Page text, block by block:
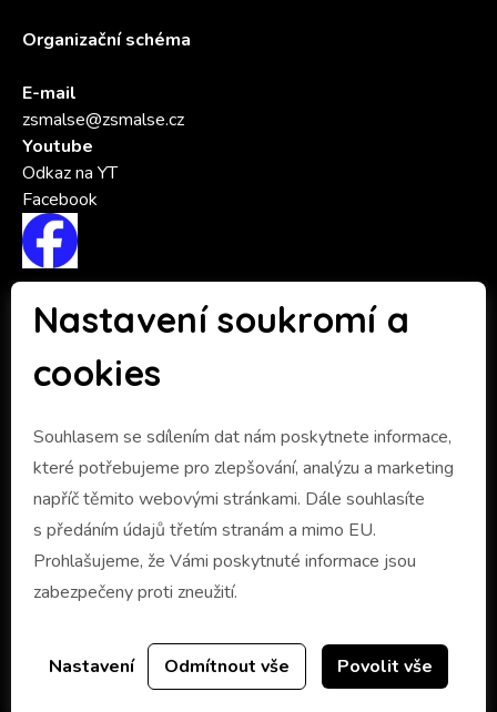
Nastavení soukromí a
cookies
Souhlasem se sdílením dat nám poskytnete informace,
které potřebujeme pro zlepšování, analýzu a marketing
napříč těmito webovými stránkami. Dále souhlasíte
s předáním údajů třetím stranám a mimo EU.
Prohlašujeme, že Vámi poskytnuté informace jsou
zabezpečeny proti zneužití.
Nastavení Odmítnout vše Povolit vše
Organizační schéma
E-mail
zsmalse@zsmalse.cz
Youtube
Odkaz na YT
Facebook
Ochrana osobních údajů
Informace ZDE
Pověřenec: Ing. David Janota, Ph.D.
E-mail:info@gdpr-poradime.cz
Telefon:+420 602 771 329